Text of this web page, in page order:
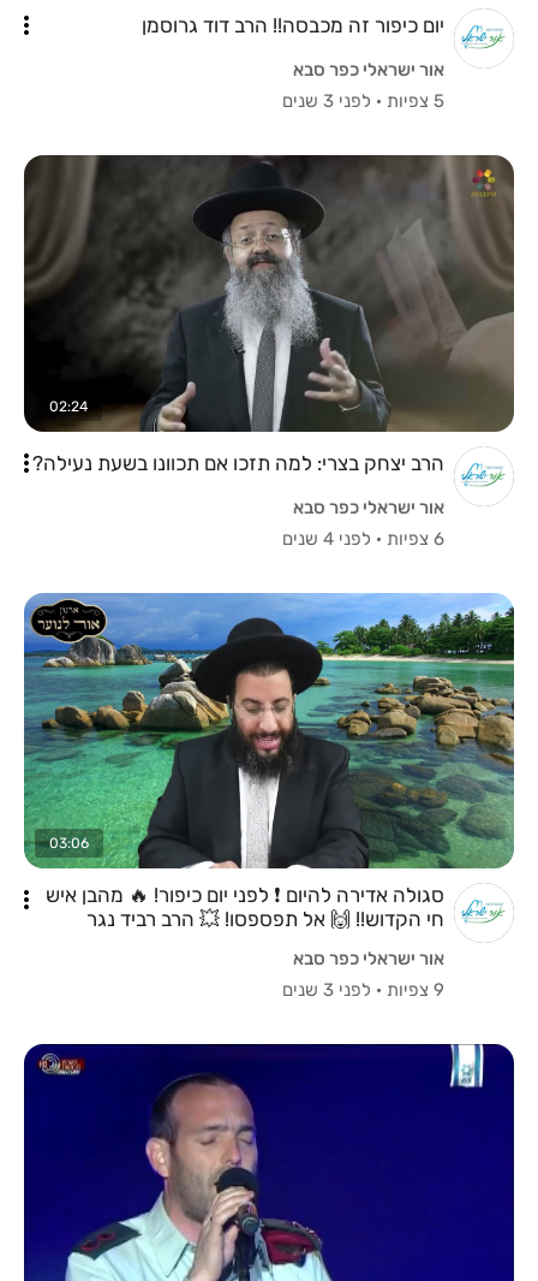
יום כיפור זה מכבסה!! הרב דוד גרוסמן
אור ישראלי כפר סבא
5 צפיות
· לפני 3 שנים
02:24
הרב יצחק בצרי: למה תזכו אם תכוונו בשעת נעילה?
אור ישראלי כפר סבא
6 צפיות
· לפני 4 שנים
03:06
סגולה אדירה להיום ❗ לפני יום כיפור! 🔥 מהבן איש
חי הקדוש!! 🙌 אל תפספסו! 💥 הרב רביד נגר
אור ישראלי כפר סבא
9 צפיות
· לפני 3 שנים